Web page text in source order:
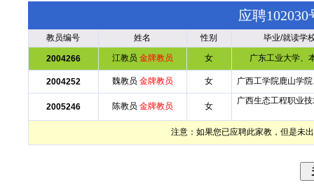
应聘
教员编号 姓名 性别 毕业/就读学
2004266 江教员 金牌教员 女 广东工业大学、
2004252 魏教员 金牌教员 女 广西工学院鹿山学
2005246 陈教员 金牌教员 女
广西生态工程职业
注意：如果您已应聘此家教，但是未